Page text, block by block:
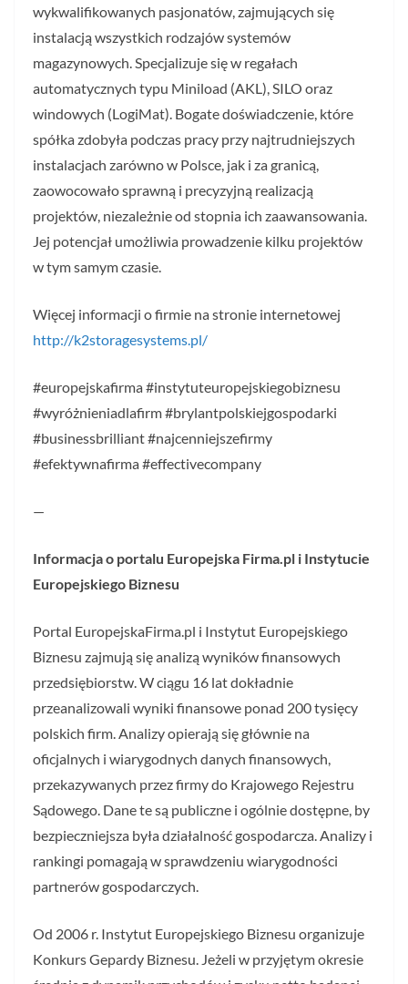
wykwalifikowanych pasjonatów, zajmujących się
instalacją wszystkich rodzajów systemów
magazynowych. Specjalizuje się w regałach
automatycznych typu Miniload (AKL), SILO oraz
windowych (LogiMat). Bogate doświadczenie, które
spółka zdobyła podczas pracy przy najtrudniejszych
instalacjach zarówno w Polsce, jak i za granicą,
zaowocowało sprawną i precyzyjną realizacją
projektów, niezależnie od stopnia ich zaawansowania.
Jej potencjał umożliwia prowadzenie kilku projektów
w tym samym czasie.
Więcej informacji o firmie na stronie internetowej
http://k2storagesystems.pl/
#europejskafirma #instytuteuropejskiegobiznesu
#wyróżnieniadlafirm #brylantpolskiejgospodarki
#businessbrilliant #najcenniejszefirmy
#efektywnafirma #effectivecompany
—
Informacja o portalu Europejska Firma.pl i Instytucie
Europejskiego Biznesu
Portal EuropejskaFirma.pl i Instytut Europejskiego
Biznesu zajmują się analizą wyników finansowych
przedsiębiorstw. W ciągu 16 lat dokładnie
przeanalizowali wyniki finansowe ponad 200 tysięcy
polskich firm. Analizy opierają się głównie na
oficjalnych i wiarygodnych danych finansowych,
przekazywanych przez firmy do Krajowego Rejestru
Sądowego. Dane te są publiczne i ogólnie dostępne, by
bezpieczniejsza była działalność gospodarcza. Analizy i
rankingi pomagają w sprawdzeniu wiarygodności
partnerów gospodarczych.
Od 2006 r. Instytut Europejskiego Biznesu organizuje
Konkurs Gepardy Biznesu. Jeżeli w przyjętym okresie